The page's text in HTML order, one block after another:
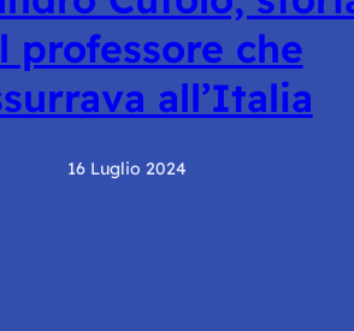
professore che
all’Italia
16 Luglio 2024